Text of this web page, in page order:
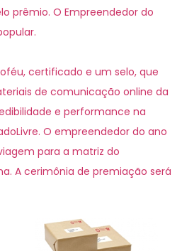
prêmio. O Empreendedor do
certificado e um selo, que
de comunicação online da
e performance na
O empreendedor do ano
para a matriz do
A cerimônia de premiação será